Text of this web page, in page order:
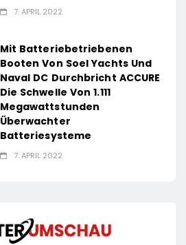
7. APRIL 2022
Mit Batteriebetriebenen
Booten Von Soel Yachts Und
Naval DC Durchbricht ACCURE
Die Schwelle Von 1.111
Megawattstunden
Überwachter
Batteriesysteme
7. APRIL 2022